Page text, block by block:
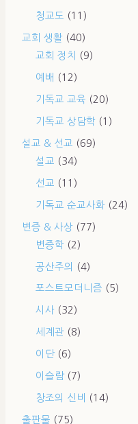
청교도 (11)
교회 생활 (40)
교회 정치
(9)
예배 (12)
기독교 교육 (20)
기독교 상담학 (1)
설교 & 선교
(69)
설교
(34)
선교 (11)
기독교 순교사화 (24)
변증 & 사상 (77)
변증학 (2)
공산주의 (4)
포스트모더니즘 (5)
시사 (32)
세계관 (8)
이단 (6)
이슬람 (7)
창조의 신비 (14)
출판물 (75)